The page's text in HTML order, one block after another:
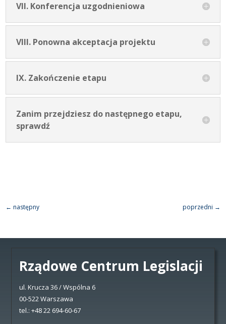
VII. Konferencja uzgodnieniowa
VIII. Ponowna akceptacja projektu
IX. Zakończenie etapu
Zanim przejdziesz do następnego etapu,
sprawdź
←następny poprzedni →
Rządowe Centrum Legislacji
ul. Krucza 36 / Wspólna 6
00-522 Warszawa
tel.: +48 22 694-60-67